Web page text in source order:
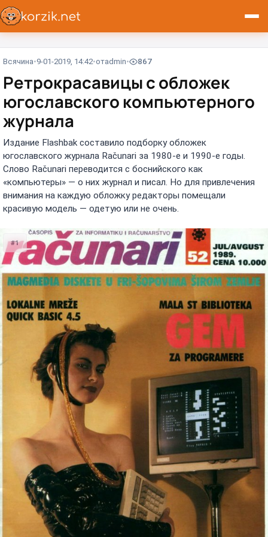
Всячина 9-01-2019, 14:42 отadmin 867
Ретрокрасавицы с обложек
югославского компьютерного
журнала
Издание Flashbak составило подборку обложек
югославского журнала Računari за 1980-е и 1990-е годы.
Слово Računari переводится с боснийского как
«компьютеры» — о них журнал и писал. Но для привлечения
внимания на каждую обложку редакторы помещали
красивую модель — одетую или не очень.
#1